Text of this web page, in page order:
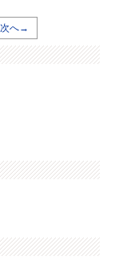
次へ→